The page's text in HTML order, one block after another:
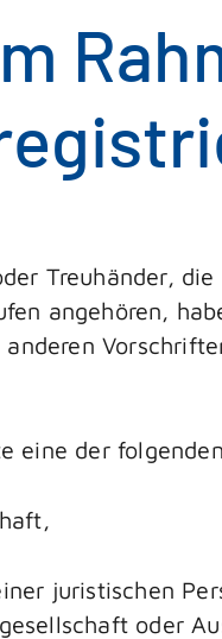
Treuhänder,
angehören,
eine der
juristischen
oder